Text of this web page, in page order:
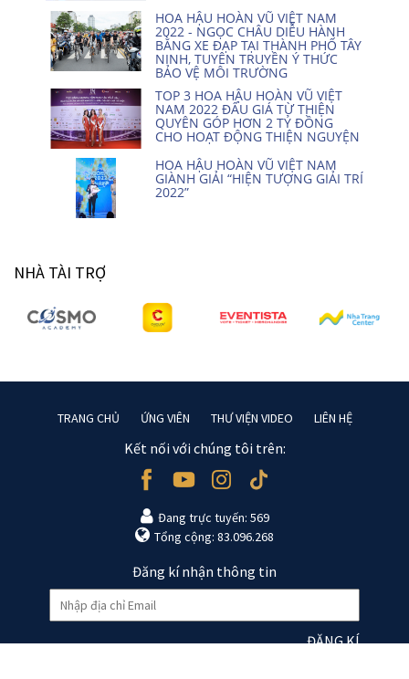
HOA HẬU HOÀN VŨ VIỆT NAM
2022 - NGỌC CHÂU DIỄU HÀNH
BẰNG XE ĐẠP TẠI THÀNH PHỐ TÂY
NINH, TUYÊN TRUYỀN Ý THỨC
BẢO VỆ MÔI TRƯỜNG
TOP 3 HOA HẬU HOÀN VŨ VIỆT
NAM 2022 ĐẤU GIÁ TỪ THIỆN
QUYÊN GÓP HƠN 2 TỶ ĐỒNG
CHO HOẠT ĐỘNG THIỆN NGUYỆN
HOA HẬU HOÀN VŨ VIỆT NAM
GIÀNH GIẢI “HIỆN TƯỢNG GIẢI TRÍ
2022”
NHÀ TÀI TRỢ
TRANG CHỦ ỨNG VIÊN THƯ VIỆN VIDEO LIÊN HỆ
Kết nối với chúng tôi trên:
Đang trực tuyến: 569
Tổng cộng: 83.096.268
Đăng kí nhận thông tin
ĐĂNG KÍ